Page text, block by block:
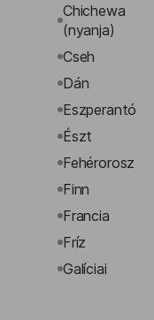
Chichewa
(nyanja)
Cseh
Dán
Eszperantó
Észt
Fehérorosz
Finn
Francia
Fríz
Galíciai